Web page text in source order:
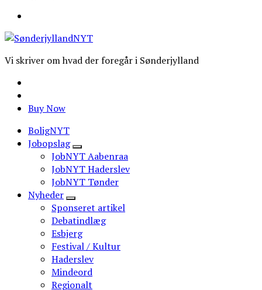
Vi skriver om hvad der foregår i Sønderjylland
Buy Now
BoligNYT
Jobopslag
JobNYT Aabenraa
JobNYT Haderslev
JobNYT Tønder
Nyheder
Sponseret artikel
Debatindlæg
Esbjerg
Festival / Kultur
Haderslev
Mindeord
Regionalt